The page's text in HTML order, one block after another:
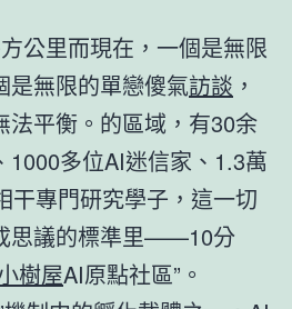
公里而現在，一個是無限
是無限的單戀傻氣訪談 ，
法平衡。的區域，有30余
1000多位AI迷信家、1.3萬
干專門研究學子，這一切
思議的標準里——10分
樹屋AI原點社區”。